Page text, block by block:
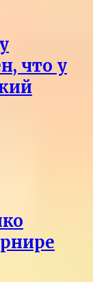
что у